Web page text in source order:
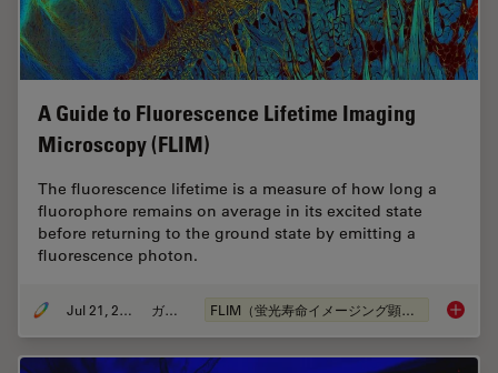
A Guide to Fluorescence Lifetime Imaging
Microscopy (FLIM)
The fluorescence lifetime is a measure of how long a
fluorophore remains on average in its excited state
before returning to the ground state by emitting a
fluorescence photon.
Jul 21, 2022 ガイド FLIM（蛍光寿命イメージング顕微鏡法） A